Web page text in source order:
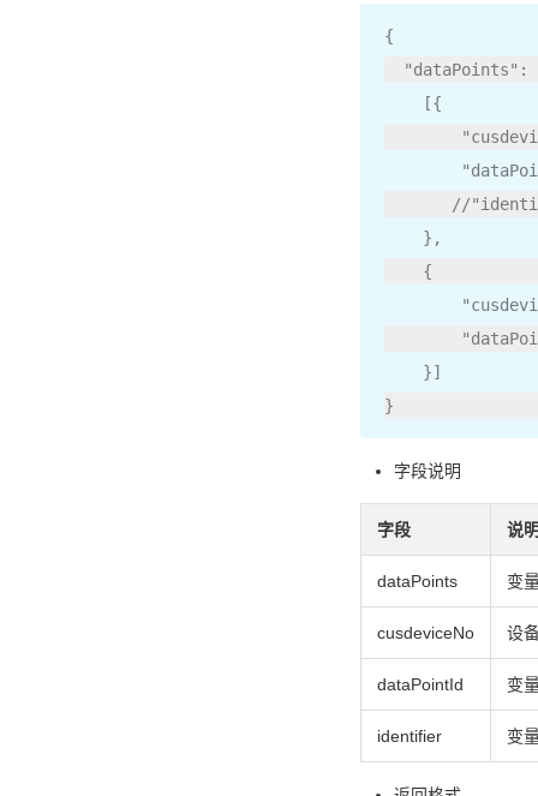
{
"dataPoints" :
[{
//
},
{
}]
}
字段说明
字段 说
dataPoints 变
cusdeviceNo 设
dataPointId 变
identifier 变